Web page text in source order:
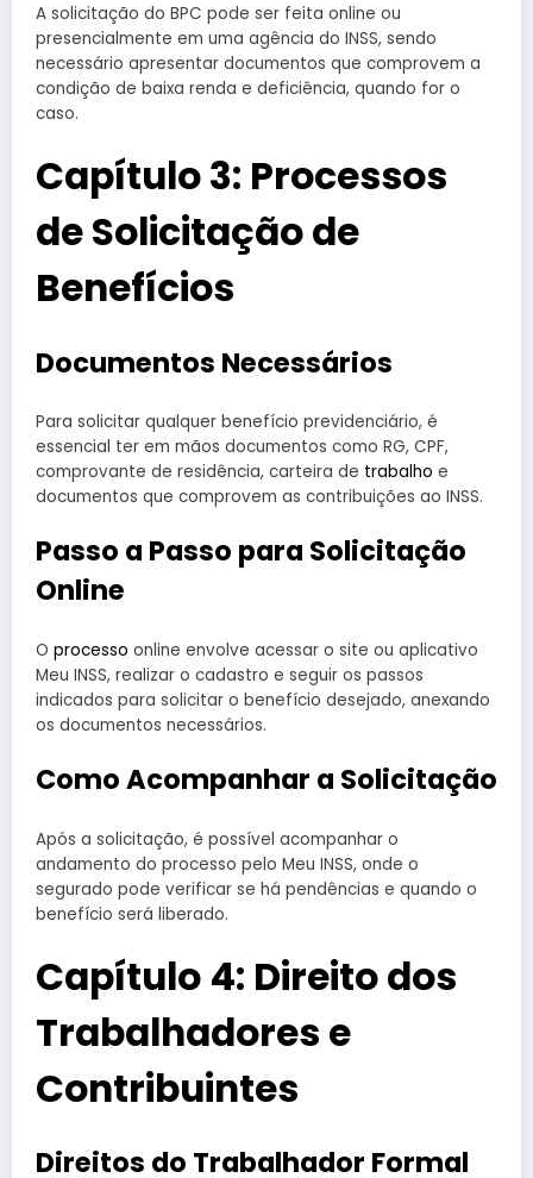
A solicitação do BPC pode ser feita online ou
presencialmente em uma agência do INSS, sendo
necessário apresentar documentos que comprovem a
condição de baixa renda e deficiência, quando for o
caso.
Capítulo 3: Processos
de Solicitação de
Benefícios
Documentos Necessários
Para solicitar qualquer benefício previdenciário, é
essencial ter em mãos documentos como RG, CPF,
comprovante de residência, carteira de trabalho e
documentos que comprovem as contribuições ao INSS.
Passo a Passo para Solicitação
Online
O processo online envolve acessar o site ou aplicativo
Meu INSS, realizar o cadastro e seguir os passos
indicados para solicitar o benefício desejado, anexando
os documentos necessários.
Como Acompanhar a Solicitação
Após a solicitação, é possível acompanhar o
andamento do processo pelo Meu INSS, onde o
segurado pode verificar se há pendências e quando o
benefício será liberado.
Capítulo 4: Direito dos
Trabalhadores e
Contribuintes
Direitos do Trabalhador Formal